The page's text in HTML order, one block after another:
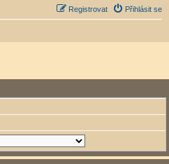
Přihlásit se
Registrovat